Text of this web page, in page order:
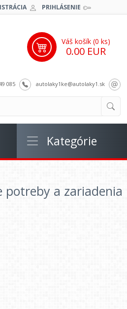
PRIHLÁSENIE
085 autolaky1ke@autolaky1.sk
Váš košík (0 ks)
0.00 EUR
Kategórie
potreby a zariadenia